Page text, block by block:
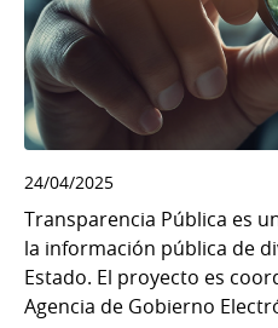
24/04/2025
Transparencia Pública es
la información pública de
Estado. El proyecto es
Agencia de Gobierno